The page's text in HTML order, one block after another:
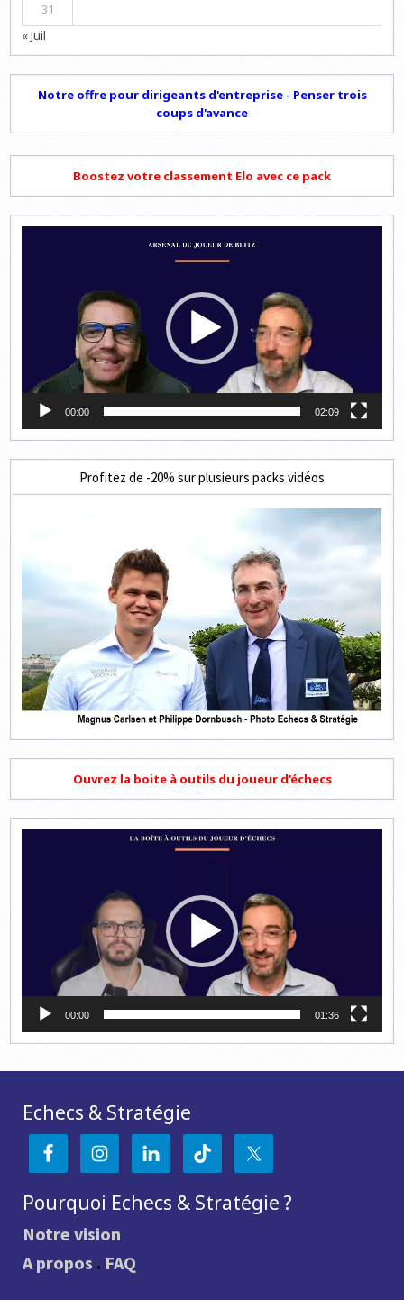
31
« Juil
Notre offre pour dirigeants d'entreprise - Penser trois
coups d'avance
Boostez votre classement Elo avec ce pack
00:00 02:09
Profitez de -20% sur plusieurs packs vidéos
Ouvrez la boite à outils du joueur d'échecs
00:00 01:36
Echecs & Stratégie
Pourquoi Echecs & Stratégie ?
Notre vision
A propos . FAQ